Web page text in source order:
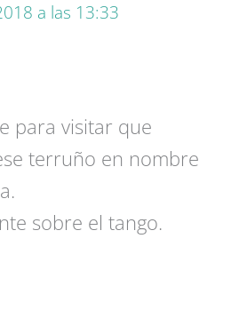
a las 13:33
para visitar que
terruño en nombre
sobre el tango.